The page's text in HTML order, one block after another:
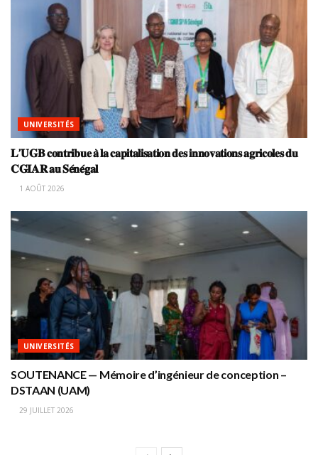
UNIVERSITÉS
𝐋’𝐔𝐆𝐁 𝐜𝐨𝐧𝐭𝐫𝐢𝐛𝐮𝐞 𝐚̀ 𝐥𝐚 𝐜𝐚𝐩𝐢𝐭𝐚𝐥𝐢𝐬𝐚𝐭𝐢𝐨𝐧 𝐝𝐞𝐬 𝐢𝐧𝐧𝐨𝐯𝐚𝐭𝐢𝐨𝐧𝐬 𝐚𝐠𝐫𝐢𝐜𝐨𝐥𝐞𝐬 𝐝𝐮
𝐂𝐆𝐈𝐀𝐑 𝐚𝐮 𝐒𝐞́𝐧𝐞́𝐠𝐚𝐥
1 AOÛT 2026
UNIVERSITÉS
SOUTENANCE — Mémoire d’ingénieur de conception –
DSTAAN (UAM)
29 JUILLET 2026